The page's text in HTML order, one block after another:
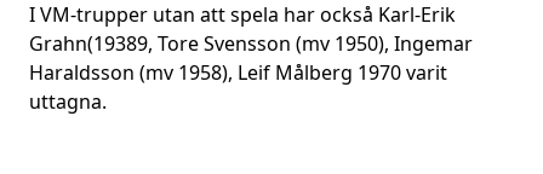
I VM-trupper utan att spela har också Karl-Erik
Grahn(19389, Tore Svensson (mv 1950), Ingemar
Haraldsson (mv 1958), Leif Målberg 1970 varit
uttagna.